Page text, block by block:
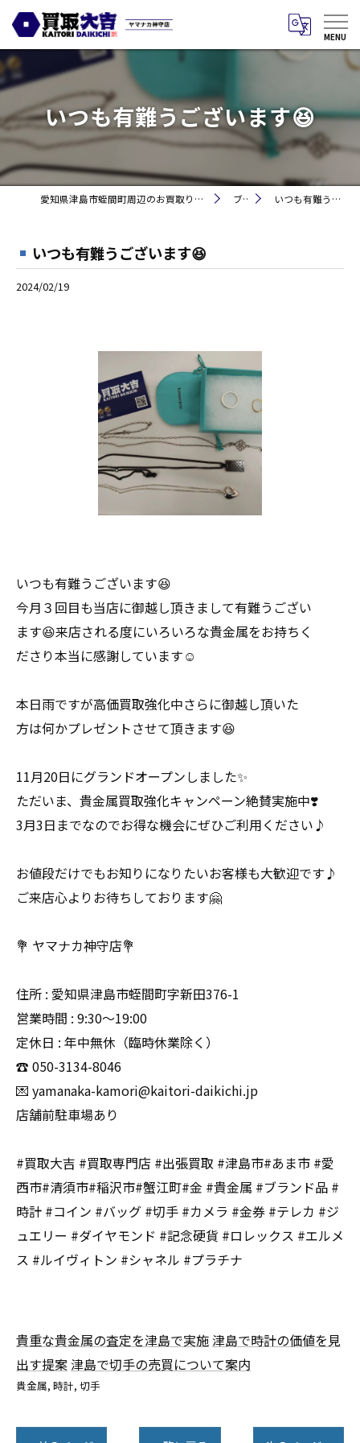
いつも有難うございます😆
愛知県津島市蛭間町周辺のお買取りなら買取大吉 ヤマナカ神守店 ブログ いつも有難うございます😆
いつも有難うございます😆
2024/02/19
いつも有難うございます😆
今月３回目も当店に御越し頂きまして有難うござい
ます😆来店される度にいろいろな貴金属をお持ちく
ださり本当に感謝しています☺
本日雨ですが高価買取強化中さらに御越し頂いた
方は何かプレゼントさせて頂きます😆
11月20日にグランドオープンしました✨
ただいま、貴金属買取強化キャンペーン絶賛実施中❣️
3月3日までなのでお得な機会にぜひご利用ください♪
お値段だけでもお知りになりたいお客様も大歓迎です♪
ご来店心よりお待ちしております🤗
💐 ヤマナカ神守店💐
住所 : 愛知県津島市蛭間町字新田376-1
営業時間 : 9:30〜19:00
定休日 : 年中無休（臨時休業除く）
☎️ 050-3134-8046
💌 yamanaka-kamori@kaitori-daikichi.jp
店舗前駐車場あり
#買取大吉 #買取専門店 #出張買取 #津島市#あま市 #愛
西市#清須市#稲沢市#蟹江町#金 #貴金属 #ブランド品 #
時計 #コイン #バッグ #切手 #カメラ #金券 #テレカ #ジ
ュエリー #ダイヤモンド #記念硬貨 #ロレックス #エルメ
ス #ルイヴィトン #シャネル #プラチナ
貴重な貴金属の査定を津島で実施 津島で時計の価値を見
出す提案 津島で切手の売買について案内
貴金属 時計 切手